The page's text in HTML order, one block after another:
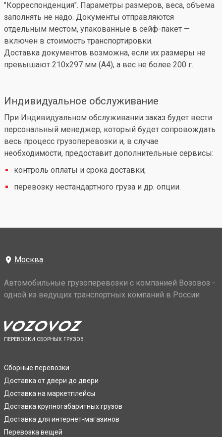
"Корреспонденция". Параметры размеров, веса, объема
заполнять не надо. Документы отправляются
отдельным местом, упакованные в сейф-пакет —
включен в стоимость транспортировки.
Доставка документов возможна, если их размеры не
превышают 210x297 мм (А4), а вес не более 200 г.
Индивидуальное обслуживание
При Индивидуальном обслуживании заказ будет вести
персональный менеджер, который будет сопровождать
весь процесс грузоперевозки и, в случае
необходимости, предоставит дополнительные сервисы:
контроль оплаты и срока доставки;
перевозку нестандартного груза и др. опции.
Москва
Автомобильные грузоперевозки с компанией Возовоз -
одной из ведущих транспортных компаний в России
ПЕРЕВОЗКИ СБОРНЫХ ГРУЗОВ
Сборные перевозки
Доставка от двери до двери
Доставка на маркетплейсы
Доставка крупногабаритных грузов
Доставка для интернет-магазинов
Перевозка вещей